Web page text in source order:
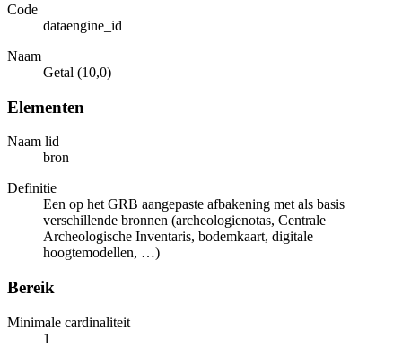
Code
dataengine_id
Naam
Getal (10,0)
Elementen
Naam lid
bron
Definitie
Een op het GRB aangepaste afbakening met als basis
verschillende bronnen (archeologienotas, Centrale
Archeologische Inventaris, bodemkaart, digitale
hoogtemodellen, …)
Bereik
Minimale cardinaliteit
1